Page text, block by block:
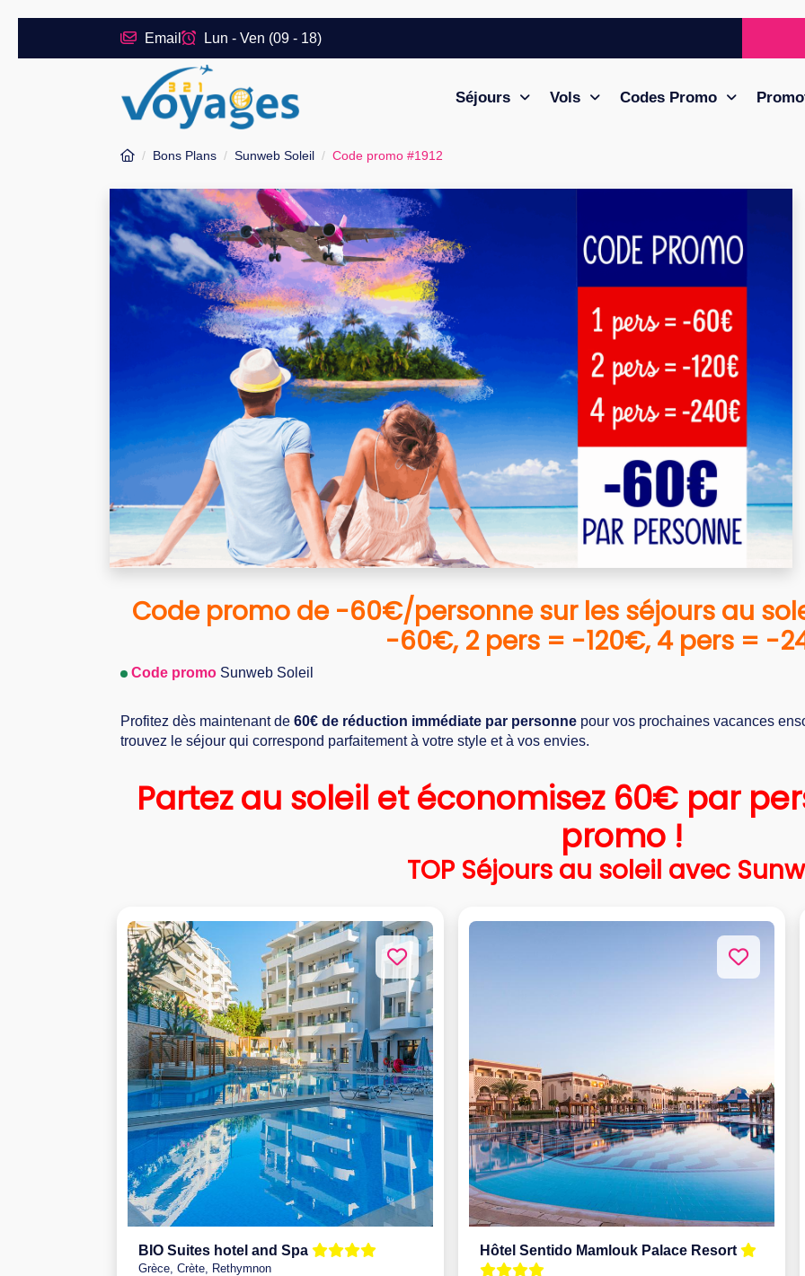
Email Lun - Ven (09 - 18)
Séjours Vols Codes Promo
Bons Plans Sunweb Soleil Code promo #1912
Code promo de -60€/personne sur les séjours au
-60€, 2 pers = -120€, 4 pers = -
Code promo Sunweb Soleil
Profitez dès maintenant de 60€ de réduction immédiate par personne pour vos prochaines vacances
trouvez le séjour qui correspond parfaitement à votre style et à vos envies.
Partez au soleil et économisez 60€ par
promo !
TOP Séjours au soleil avec
BIO Suites hotel and Spa
Grèce, Crète, Rethymnon
Hôtel Sentido Mamlouk Palace Resort